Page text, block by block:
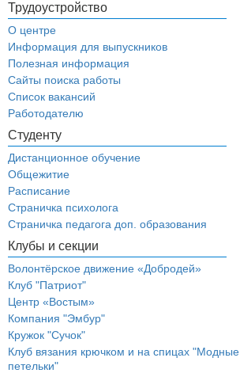
Трудоустройство
О центре
Информация для выпускников
Полезная информация
Сайты поиска работы
Список вакансий
Работодателю
Студенту
Дистанционное обучение
Общежитие
Расписание
Страничка психолога
Страничка педагога доп. образования
Клубы и секции
Волонтёрское движение «Добродей»
Клуб "Патриот"
Центр «Востым»
Компания "Эмбур"
Кружок "Сучок"
Клуб вязания крючком и на спицах "Модные
петельки"